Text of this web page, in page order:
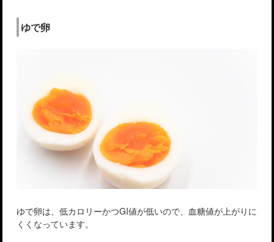
ゆで卵
ゆで卵は、低カロリーかつGI値が低いので、血糖値が上がりに
くくなっています。